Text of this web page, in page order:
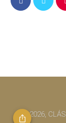
© 2026,